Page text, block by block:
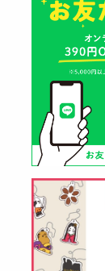
（2026年
山形酒蔵
くりと熟
まみをし
ました。
け込みに